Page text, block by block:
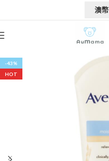
澳幣
-43%
HOT